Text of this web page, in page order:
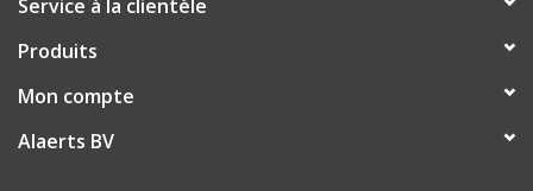
Service à la clientèle
Produits
Mon compte
Alaerts BV